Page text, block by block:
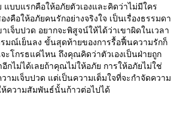
แบบแรกคือให้อภัยตัวเองและคิดว่าไม่มีใคร
คือให้อภัยคนรักอย่างจริงใจ เป็นเรื่องธรรมดา
าเจ็บปวด อยากจะพิสูจน์ให้ได้ว่าเขาผิดในเวลา
รมณ์เย็นลง ขั้นสุดท้ายของการรื้อฟื้นความรักก็
ะโกรธแค่ไหน ถึงคุณคิดว่าตัวเองเป็นฝ่ายถูก
กไม่ได้เลยถ้าคุณไม่ให้อภัย การให้อภัยไม่ใช่
ามเจ็บปวด แต่เป็นความเต็มใจที่จะกำจัดความ
ความสัมพันธ์นั้นก้าวต่อไปได้